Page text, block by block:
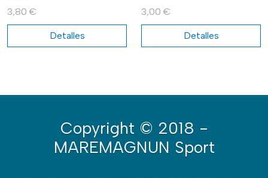
3,80 €
Detalles
3,00 €
Detalles
Copyright © 2018 -
MAREMAGNUN Sport